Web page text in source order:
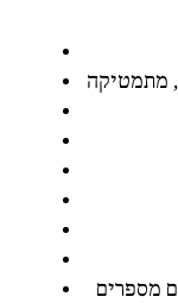
מתמטיקה
מספרים